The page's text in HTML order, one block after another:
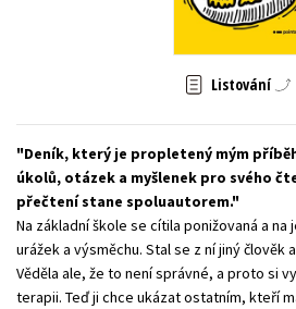
Zahraniční literatura
Všechny tituly
Listování
Deník, který je propletený mým
úkolů, otázek a myšlenek pro svého
přečtení stane spoluautorem.
Na základní škole se cítila ponižovaná a
urážek a výsměchu. Stal se z ní jiný člověk
Věděla ale, že to není správné, a proto si
terapii. Teď ji chce ukázat ostatním, kteří